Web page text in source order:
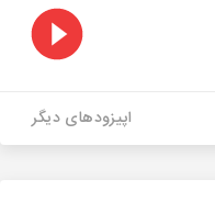
اپیزودهای دیگر